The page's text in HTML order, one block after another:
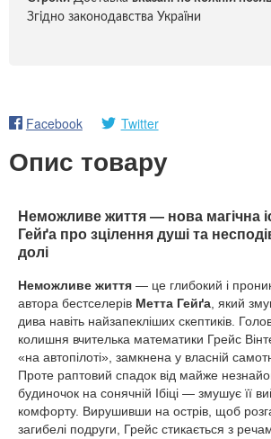
Згідно законодавства України
Facebook Twitter
Опис товару
Неможливе життя — нова магічна
Гейґа про зцілення душі та
долі
Неможливе життя — це глибокий і
автора бестселерів Метта Гейґа , який
дива навіть найзапекліших скептиків.
колишня вчителька математики Грейс
«на автопілоті», замкнена у власній
Проте раптовий спадок від майже
будиночок на сонячній Ібіці — змушує її
комфорту. Вирушивши на острів, щоб
загибелі подруги, Грейс стикається з